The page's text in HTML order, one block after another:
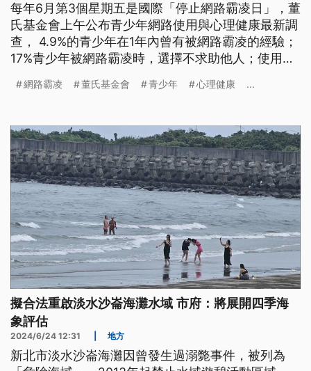
每年6月第3個星期五是國際「停止網路霸凌日」，董
氏基金會上午公布青少年網路使用與心理健康最新調
查， 4.9%的青少年在1年內曾有被網路霸凌的經驗；
17%青少年被網路霸凌時，選擇不求助他人；使用網
網路霸凌 董氏基金會 青少年 心理健康 ...
擬合法重啟淡水沙崙海灘水域 市府：將展開四季海
象評估
2024/6/24 12:31 地方
新北市淡水沙崙海灘因曾發生過溺斃事件，被列為